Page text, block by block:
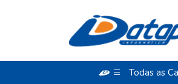
Todas as